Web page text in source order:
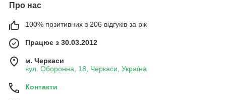
Про нас
100% позитивних з 206 відгуків за рік
Працює з 30.03.2012
м. Черкаси
вул. Оборонна, 18, Черкаси, Україна
Контакти